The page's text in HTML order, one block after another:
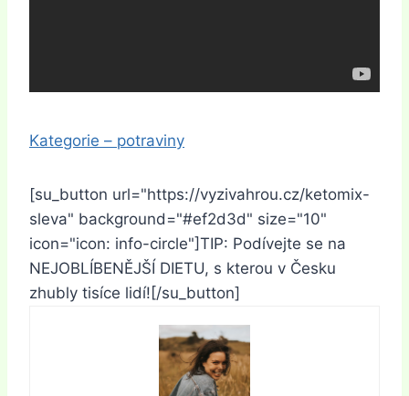
Kategorie – potraviny
[su_button url="https://vyzivahrou.cz/ketomix-
sleva" background="#ef2d3d" size="10"
icon="icon: info-circle"]TIP: Podívejte se na
NEJOBLÍBENĚJŠÍ DIETU, s kterou v Česku
zhubly tisíce lidí![/su_button]